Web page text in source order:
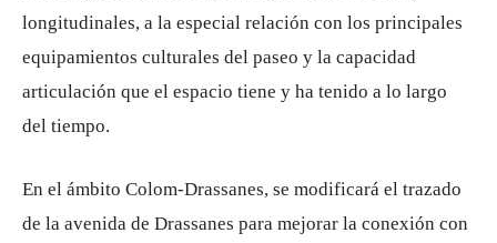
longitudinales, a la especial relación con los principales
equipamientos culturales del paseo y la capacidad
articulación que el espacio tiene y ha tenido a lo largo
del tiempo.
En el ámbito Colom-Drassanes, se modificará el trazado
de la avenida de Drassanes para mejorar la conexión con